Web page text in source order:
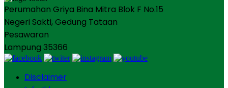
Perumahan Griya Bina Mitra Blok F No.15
Negeri Sakti, Gedung Tataan
Pesawaran
Lampung 35366
Disclaimer